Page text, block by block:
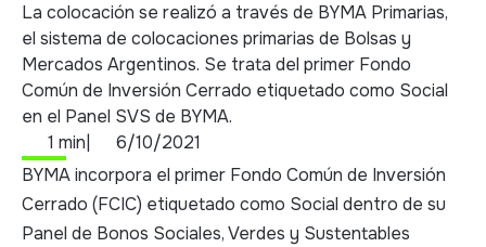
La colocación se realizó a través de BYMA Primarias,
el sistema de colocaciones primarias de Bolsas y
Mercados Argentinos. Se trata del primer Fondo
Común de Inversión Cerrado etiquetado como Social
en el Panel SVS de BYMA.
1 min
6/10/2021
BYMA incorpora el primer Fondo Común de Inversión
Cerrado (FCIC) etiquetado como Social dentro de su
Panel de Bonos Sociales, Verdes y Sustentables